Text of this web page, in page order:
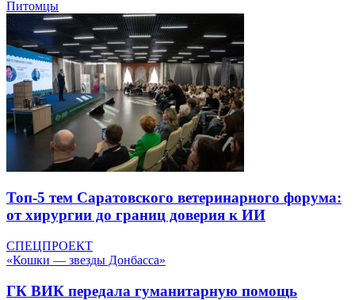
Питомцы
Топ-5 тем Саратовского ветеринарного форума:
от хирургии до границ доверия к ИИ
СПЕЦПРОЕКТ
«Кошки — звезды Донбасса»
ГК ВИК передала гуманитарную помощь